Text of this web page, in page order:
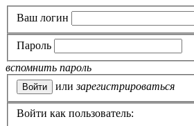
Ваш логин
Пароль
вспомнить пароль
или зарегистрироваться
Войти как пользователь: